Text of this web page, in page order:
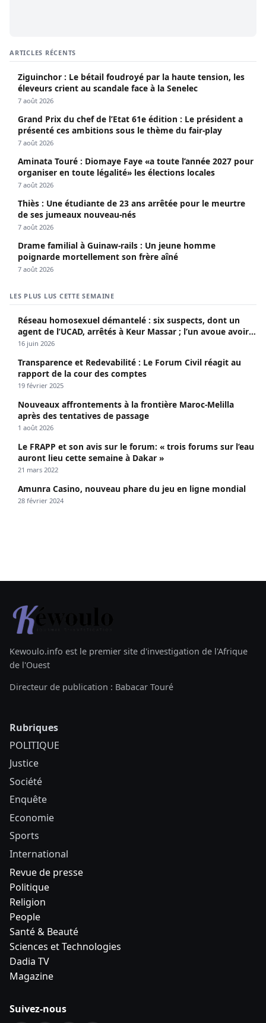
ARTICLES RÉCENTS
Ziguinchor : Le bétail foudroyé par la haute tension, les
éleveurs crient au scandale face à la Senelec
7 août 2026
Grand Prix du chef de l’Etat 61e édition : Le président a
présenté ces ambitions sous le thème du fair-play
7 août 2026
Aminata Touré : Diomaye Faye «a toute l’année 2027 pour
organiser en toute légalité» les élections locales
7 août 2026
Thiès : Une étudiante de 23 ans arrêtée pour le meurtre
de ses jumeaux nouveau-nés
7 août 2026
Drame familial à Guinaw-rails : Un jeune homme
poignarde mortellement son frère aîné
7 août 2026
LES PLUS LUS CETTE SEMAINE
Réseau homosexuel démantelé : six suspects, dont un
agent de l’UCAD, arrêtés à Keur Massar ; l’un avoue avoir
propagé le VIH depuis 2018
16 juin 2026
Transparence et Redevabilité : Le Forum Civil réagit au
rapport de la cour des comptes
19 février 2025
Nouveaux affrontements à la frontière Maroc-Melilla
après des tentatives de passage
1 août 2026
Le FRAPP et son avis sur le forum: « trois forums sur l’eau
auront lieu cette semaine à Dakar »
21 mars 2022
Amunra Casino, nouveau phare du jeu en ligne mondial
28 février 2024
Kewoulo.info est le premier site d'investigation de l'Afrique
de l'Ouest
Directeur de publication : Babacar Touré
Rubriques
POLITIQUE
Justice
Société
Enquête
Economie
Sports
International
Revue de presse
Politique
Religion
People
Santé & Beauté
Sciences et Technologies
Dadia TV
Magazine
Suivez-nous